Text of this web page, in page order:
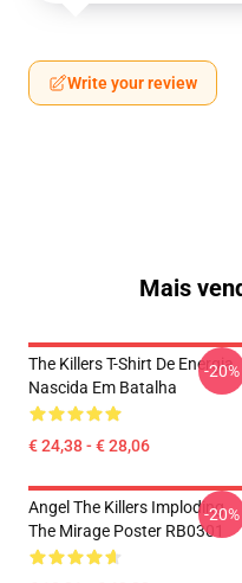
Write your review
Mais
The Killers T-Shirt De Energia
Nascida Em Batalha
€ 24,38 - € 28,06
-20%
Angel The Killers Imploding
The Mirage Poster RB0301
-20%